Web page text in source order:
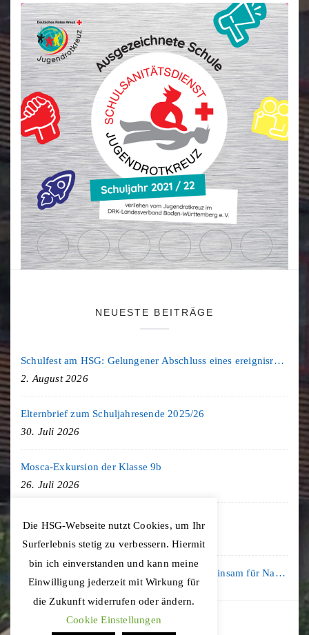
NEUESTE BEITRÄGE
Schulfest am HSG: Gelungener Abschluss eines ereignisreichen Schuljahres
2. August 2026
Elternbrief zum Schuljahresende 2025/26
30. Juli 2026
Mosca-Exkursion der Klasse 9b
26. Juli 2026
Freiburg-Exkursion des Geschichte LK
20. Juli 2026
Kooperation mit der KLIMA ARENA: Gemeinsam für Nachhaltigkeit und Klimaschutz
16. Juli 2026
Die HSG-Webseite nutzt Cookies, um Ihr
Surferlebnis stetig zu verbessern. Hiermit
bin ich einverstanden und kann meine
Einwilligung jederzeit mit Wirkung für
die Zukunft widerrufen oder ändern.
Cookie Einstellungen